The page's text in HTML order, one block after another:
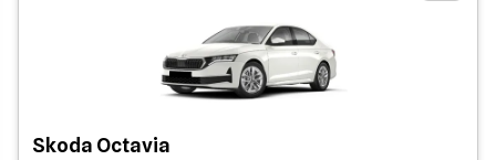
Skoda Octavia